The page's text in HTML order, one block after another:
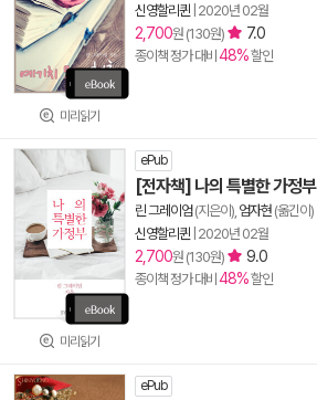
미리읽기
신영할리퀸 2020년 02월
2,700원 (130원) 7.0
종이책 정가 대비 48%할인
미리읽기
ePub
[전자책] 나의 특별한 가정부
린 그레이엄 (지은이), 엄자현 (옮긴이)
신영할리퀸 2020년 02월
2,700원 (130원) 9.0
종이책 정가 대비 48%할인
ePub